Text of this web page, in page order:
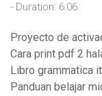
- Duration: 6:06.
Proyecto de
Cara print pdf 2
Libro grammatica
Panduan belajar